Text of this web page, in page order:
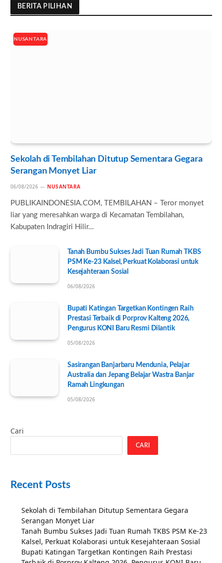
BERITA PILIHAN
NUSANTARA
Sekolah di Tembilahan Ditutup Sementara Gegara
Serangan Monyet Liar
06/08/2026 NUSANTARA
PUBLIKAINDONESIA.COM, TEMBILAHAN – Teror monyet
liar yang meresahkan warga di Kecamatan Tembilahan,
Kabupaten Indragiri Hilir…
Tanah Bumbu Sukses Jadi Tuan Rumah TKBS
PSM Ke-23 Kalsel, Perkuat Kolaborasi untuk
Kesejahteraan Sosial
06/08/2026
Bupati Katingan Targetkan Kontingen Raih
Prestasi Terbaik di Porprov Kalteng 2026,
Pengurus KONI Baru Resmi Dilantik
05/08/2026
Sasirangan Banjarbaru Mendunia, Pelajar
Australia dan Jepang Belajar Wastra Banjar
Ramah Lingkungan
05/08/2026
Cari
CARI
Recent Posts
Sekolah di Tembilahan Ditutup Sementara Gegara
Serangan Monyet Liar
Tanah Bumbu Sukses Jadi Tuan Rumah TKBS PSM Ke-23
Kalsel, Perkuat Kolaborasi untuk Kesejahteraan Sosial
Bupati Katingan Targetkan Kontingen Raih Prestasi